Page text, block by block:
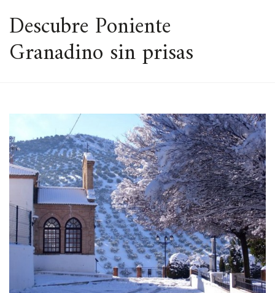
ESPACIO
Descubre Poniente
Granadino sin prisas